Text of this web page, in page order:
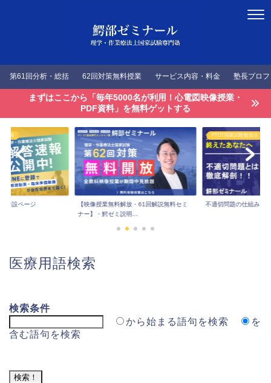
第61回分析・総括 62回対策無料授業 サービス内容・料金 塾長プロ
まずはここから「毎年5000名が利用！心電図映像授業・
PDF資料」を無料ゲットする
速報
特設ページ
【映像授業無料解放・61回解説無料セミ
ナー】・鰐ゼミ説明...
PTOT国家試験勉強法
不適切問題の仕組みを
医療用語検索
検索条件
から始まる語句を検索
を
含む語句を検索